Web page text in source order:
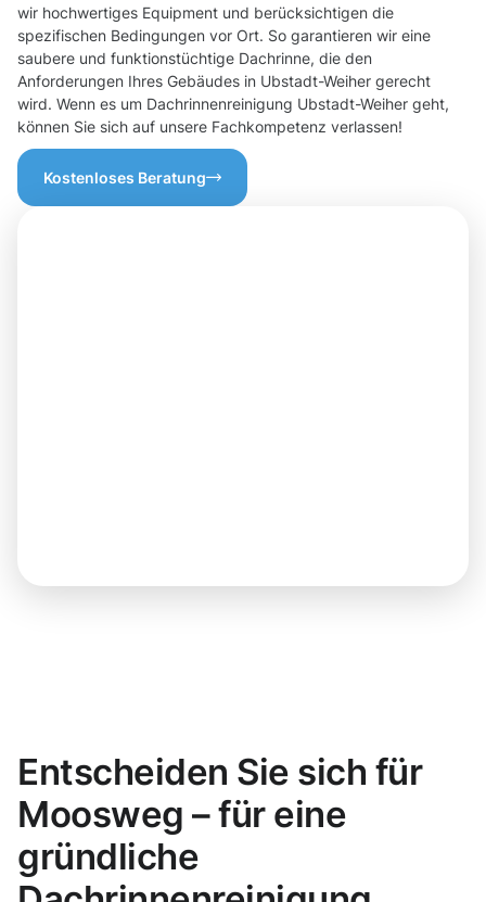
wir hochwertiges Equipment und berücksichtigen die
spezifischen Bedingungen vor Ort. So garantieren wir eine
saubere und funktionstüchtige Dachrinne, die den
Anforderungen Ihres Gebäudes in Ubstadt-Weiher gerecht
wird. Wenn es um Dachrinnenreinigung Ubstadt-Weiher geht,
können Sie sich auf unsere Fachkompetenz verlassen!
Kostenloses Beratung
Entscheiden Sie sich für
Moosweg – für eine
gründliche